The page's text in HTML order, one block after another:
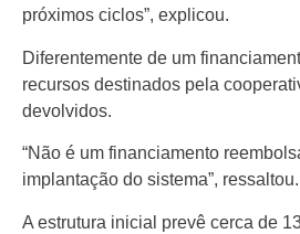
próximos ciclos”, explicou.
Diferentemente de um
recursos destinados pela
devolvidos.
“Não é um financiamento
implantação do sistema”, ressaltou.
A estrutura inicial prevê cerca de